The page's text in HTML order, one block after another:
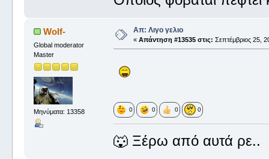
Wolf-
Global moderator
Master
Μηνύματα: 13358
Απ: Λιγο γελιο
« Απάντηση #13535 στις: Σεπτέμβριος 25,
0 0 0 0
🐺 Ξέρω από αυτά ρε..